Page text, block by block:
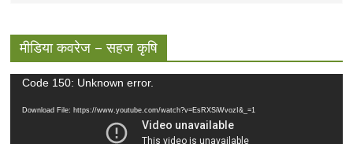
मीडिया कवरेज – सहज कृषि
Video
Code 150: Unknown error.
Download File: https://www.youtube.com/watch?v=EsRXSiWvozI&_=1